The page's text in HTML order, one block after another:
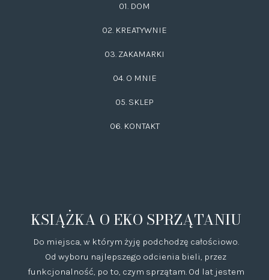
01. DOM
02. KREATYWNIE
03. ZAKAMARKI
04. O MNIE
05. SKLEP
06. KONTAKT
KSIĄŻKA O EKO SPRZĄTANIU
Do miejsca, w którym żyję podchodzę całościowo.
Od wyboru najlepszego odcienia bieli, przez
funkcjonalność, po to, czym sprzątam. Od lat jestem